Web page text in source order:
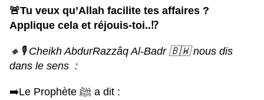
🚨Tu veux qu’Allah facilite tes affaires ?
Applique cela et réjouis-toi..⁉️
🔸 🎙 Cheikh AbdurRazzâq Al-Badr 🇧🇼 nous dis
dans le sens :
➡️Le Prophète ﷺ a dit :